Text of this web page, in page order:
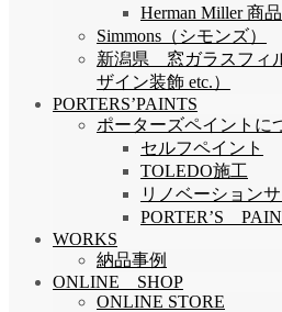
Herman Miller 商品
Simmons（シモンズ）
新潟県 窓ガラスフィ
ザイン装飾 etc.）
PORTERS’PAINTS
ポーターズペイントに
セルフペイント
TOLEDO施工
リノベーションサ
PORTER’S
WORKS
納品事例
ONLINE SHOP
ONLINE STORE